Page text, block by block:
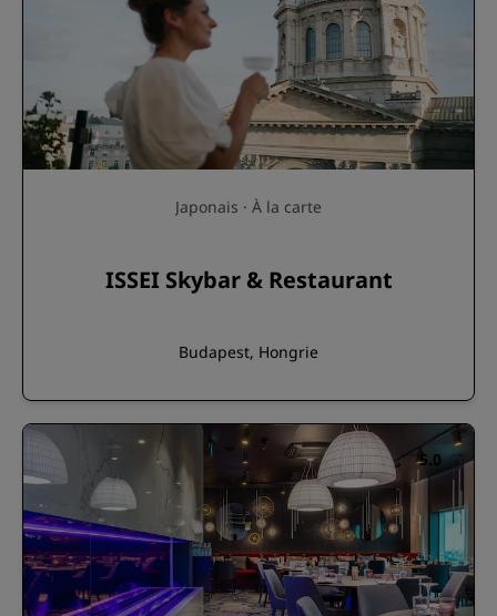
Japonais · À la carte
ISSEI Skybar & Restaurant
Budapest, Hongrie
5.0